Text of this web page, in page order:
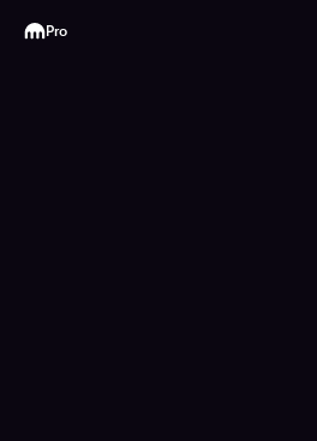
Kraken
Pro